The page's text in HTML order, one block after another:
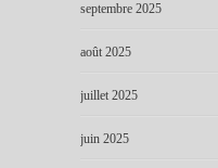
septembre 2025
août 2025
juillet 2025
juin 2025